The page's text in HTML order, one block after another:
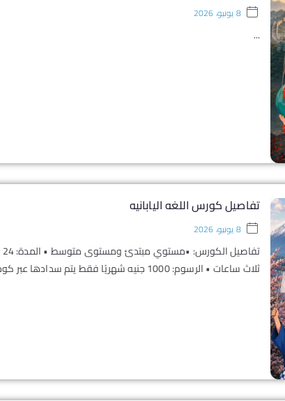
8 يونيو، 2026
...
تفاصيل كورس اللغه اليابانيه
8 يونيو، 2026
ثلاث ساعات • الرسوم: 1000 جنيه شهريًا فقط يتم سدادها عبر كود فوري (71124) •...